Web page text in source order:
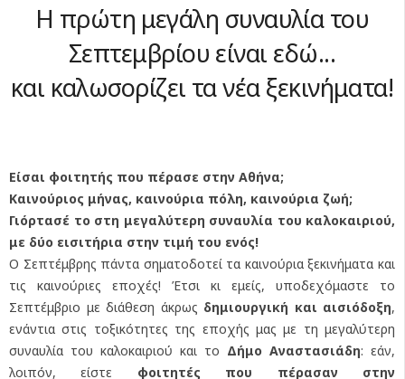
Η πρώτη μεγάλη συναυλία του
Σεπτεμβρίου είναι εδώ...
και καλωσορίζει τα νέα ξεκινήματα!
Είσαι φοιτητής που πέρασε στην Αθήνα;
Καινούριος μήνας, καινούρια πόλη, καινούρια ζωή;
Γιόρτασέ το στη μεγαλύτερη συναυλία του καλοκαιριού,
με δύο εισιτήρια στην τιμή του ενός!
Ο Σεπτέμβρης πάντα σηματοδοτεί τα καινούρια ξεκινήματα και
τις καινούριες εποχές! Έτσι κι εμείς, υποδεχόμαστε το
Σεπτέμβριο με διάθεση άκρως δημιουργική και αισιόδοξη,
ενάντια στις τοξικότητες της εποχής μας με τη μεγαλύτερη
συναυλία του καλοκαιριού και το Δήμο Αναστασιάδη: εάν,
λοιπόν, είστε φοιτητές που πέρασαν στην